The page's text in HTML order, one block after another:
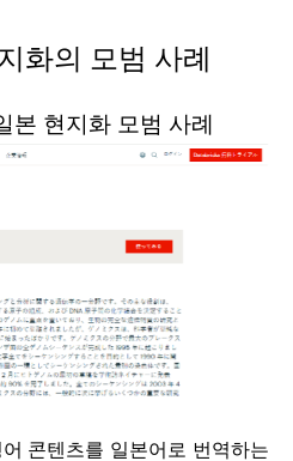
화의 모범 사례
본 현지화 모범 사례
콘텐츠를 일본어로 번역하는